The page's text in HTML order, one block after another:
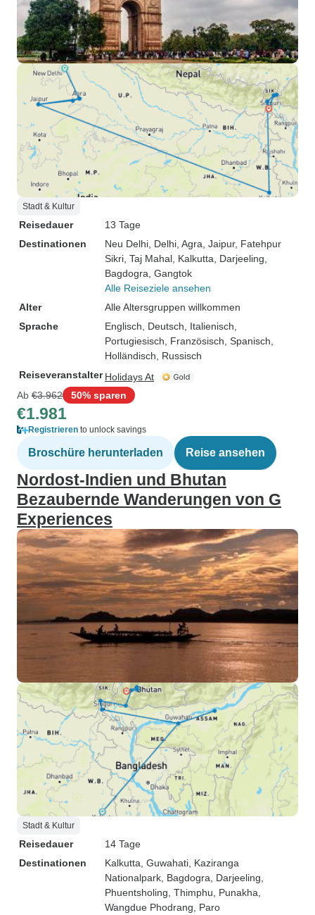
Stadt & Kultur
Reisedauer
13 Tage
Destinationen
Neu Delhi , Delhi , Agra , Jaipur, Fatehpur
Sikri , Taj Mahal , Kalkutta , Darjeeling
Bagdogra , Gangtok
Alle Reiseziele ansehen
Alter
Alle Altersgruppen willkommen
Sprache
Englisch, Deutsch, Italienisch,
Portugiesisch, Französisch, Spanisch,
Holländisch, Russisch
Reiseveranstalter Holidays At
Ab €3.962 50% sparen
€1.981
Registrieren to unlock savings
Broschüre herunterladen Reise ansehen
Nordost-Indien und Bhutan
Bezaubernde Wanderungen von G
Experiences
Stadt & Kultur
Reisedauer
14 Tage
Destinationen
Kalkutta , Guwahati , Kaziranga
Nationalpark , Bagdogra , Darjeeling
Phuentsholing , Thimphu , Punakha
Wangdue Phodrang , Paro